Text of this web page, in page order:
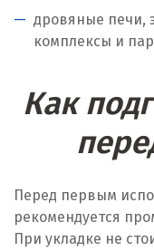
дровяные печи,
комплексы и
Как
Перед первым
рекомендуется
При укладке не